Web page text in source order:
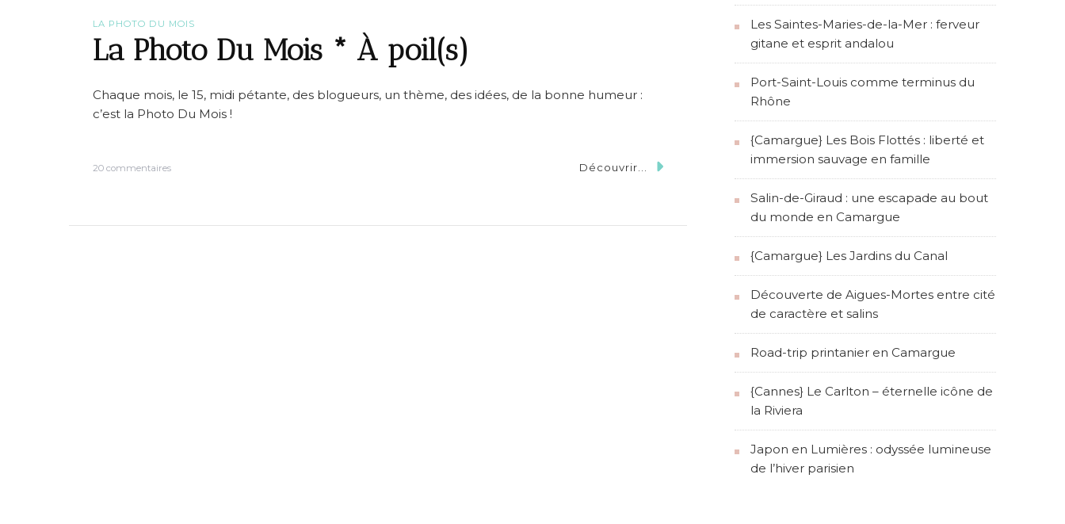
LA PHOTO DU MOIS
La Photo Du Mois * À poil(s)
Chaque mois, le 15, midi pétante, des blogueurs, un thème, des idées, de la bonne humeur :
c’est la Photo Du Mois !
20 commentairess
a
Découvrir...
Les Saintes-Maries-de-la-Mer : ferveur
gitane et esprit andalou
Port-Saint-Louis comme terminus du
Rhône
{Camargue} Les Bois Flottés : liberté et
immersion sauvage en famille
Salin-de-Giraud : une escapade au bout
du monde en Camargue
{Camargue} Les Jardins du Canal
Découverte de Aigues-Mortes entre cité
de caractère et salins
Road-trip printanier en Camargue
{Cannes} Le Carlton – éternelle icône de
la Riviera
Japon en Lumières : odyssée lumineuse
de l’hiver parisien